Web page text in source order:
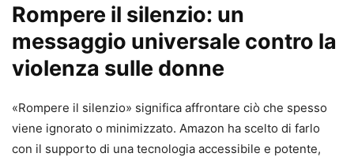
Rompere il silenzio: un
messaggio universale contro la
violenza sulle donne
«Rompere il silenzio» significa affrontare ciò che spesso
viene ignorato o minimizzato. Amazon ha scelto di farlo
con il supporto di una tecnologia accessibile e potente,